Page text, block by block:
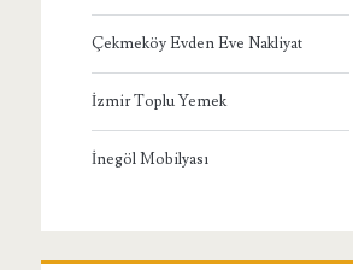
Çekmeköy Evden Eve Nakliyat
İzmir Toplu Yemek
İnegöl Mobilyası